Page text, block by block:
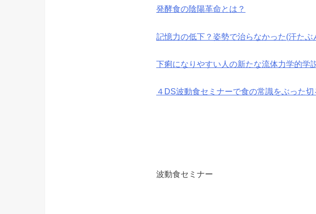
発酵食の陰陽革命とは？
記憶力の低下？姿勢で治らなかった(汗たぶ
下痢になりやすい人の新たな流体力学的学
４DS波動食セミナーで食の常識をぶった切
波動食セミナー